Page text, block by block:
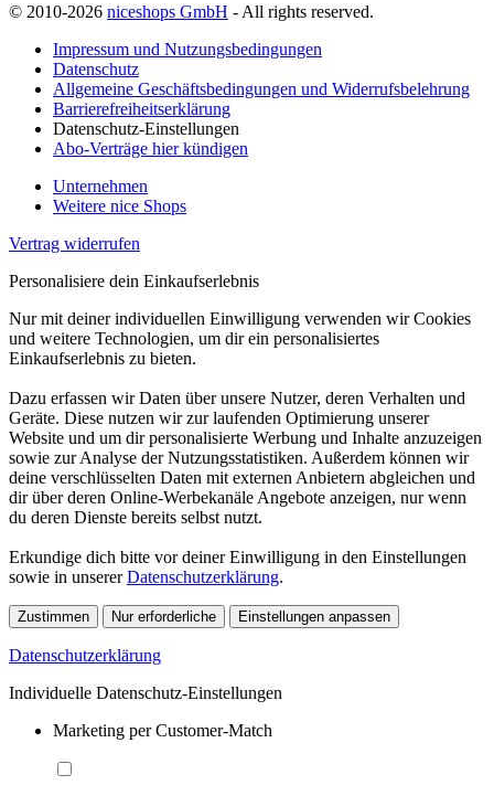
© 2010-2026 niceshops GmbH - All rights reserved.
Impressum und Nutzungsbedingungen
Datenschutz
Allgemeine Geschäftsbedingungen und Widerrufsbelehrung
Barrierefreiheitserklärung
Datenschutz-Einstellungen
Abo-Verträge hier kündigen
Unternehmen
Weitere nice Shops
Vertrag widerrufen
Personalisiere dein Einkaufserlebnis
Nur mit deiner individuellen Einwilligung verwenden wir Cookies
und weitere Technologien, um dir ein personalisiertes
Einkaufserlebnis zu bieten.
Dazu erfassen wir Daten über unsere Nutzer, deren Verhalten und
Geräte. Diese nutzen wir zur laufenden Optimierung unserer
Website und um dir personalisierte Werbung und Inhalte anzuzeigen
sowie zur Analyse der Nutzungsstatistiken. Außerdem können wir
deine verschlüsselten Daten mit externen Anbietern abgleichen und
dir über deren Online-Werbekanäle Angebote anzeigen, nur wenn
du deren Dienste bereits selbst nutzt.
Erkundige dich bitte vor deiner Einwilligung in den Einstellungen
sowie in unsererDatenschutzerklärung.
Zustimmen Nur erforderliche Einstellungen anpassen
Datenschutzerklärung
Individuelle Datenschutz-Einstellungen
Marketing per Customer-Match